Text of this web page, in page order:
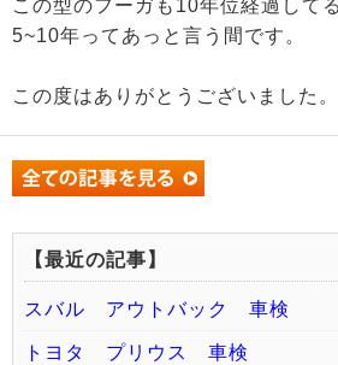
この型のフーガも10年位経過して
5~10年ってあっと言う間です。
この度はありがとうございました。
【最近の記事】
スバル アウトバック 車検
トヨタ プリウス 車検